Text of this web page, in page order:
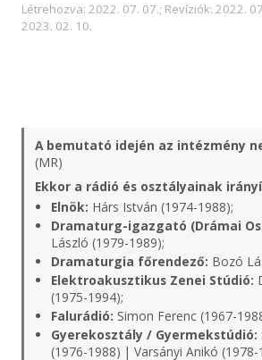
Létrehozva: 2022. 07. 07.; Revíziók: 2022.
2023. 02. 10.
A bemutató idején az intézmény
(MR)
Ekkor a rádió és osztályainak
Elnök: Hárs István (1974-1988);
Dramaturg-igazgató (Drámai
László (1979-1989);
Dramaturgia főrendező: Bozó
Elektroakusztikus Zenei Stúdió:
(1975-1994);
Falurádió: Simon Ferenc (1967-
Gyerekosztály / Gyermekstúdió:
(1976-1988) | Varsányi Anikó (1978-